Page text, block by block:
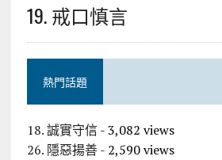
19. 戒口慎言
熱門話題
18. 誠實守信- 3,082 views
26. 隱惡揚善- 2,590 views